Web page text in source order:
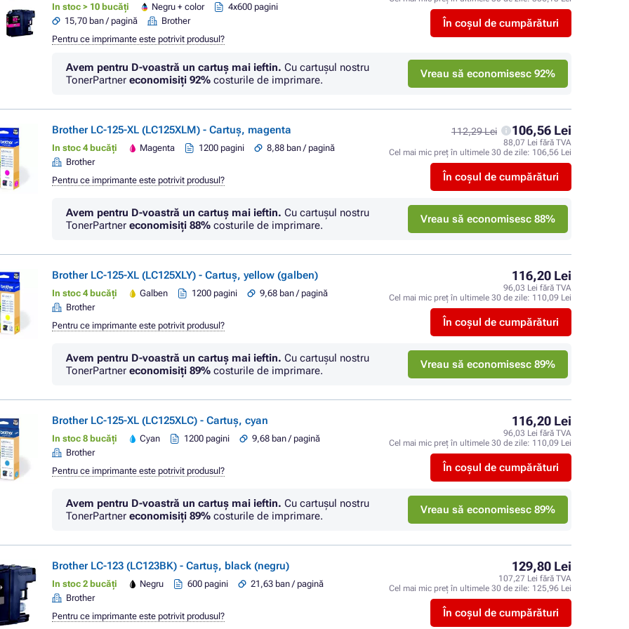
In stoc > 10 bucăți Negru + color
4x600 pagini
15,70 ban / pagină
Brother În coșul de cumpărături
Pentru ce imprimante este potrivit produsul?
Avem pentru D-voastră un cartuș mai ieftin. Cu cartuşul nostru
TonerPartner economisiţi 92% costurile de imprimare. Vreau să economisesc 92%
Brother LC-125-XL (LC125XLM) - Cartuș, magenta
In stoc 4 bucăți Magenta 1200 pagini
8,88 ban / pagină
Brother
112,29 Lei 106,56 Lei
88,07 Lei fără TVA
Cel mai mic preț în ultimele 30 de zile: 106,56 Lei
În coșul de cumpărături
Pentru ce imprimante este potrivit produsul?
Avem pentru D-voastră un cartuș mai ieftin. Cu cartuşul nostru
TonerPartner economisiţi 88% costurile de imprimare. Vreau să economisesc 88%
Brother LC-125-XL (LC125XLY) - Cartuș, yellow (galben)
In stoc 4 bucăți Galben 1200 pagini
9,68 ban / pagină
Brother
116,20 Lei
96,03 Lei fără TVA
Cel mai mic preț în ultimele 30 de zile: 110,09 Lei
În coșul de cumpărături
Pentru ce imprimante este potrivit produsul?
Avem pentru D-voastră un cartuș mai ieftin. Cu cartuşul nostru
TonerPartner economisiţi 89% costurile de imprimare. Vreau să economisesc 89%
Brother LC-125-XL (LC125XLC) - Cartuș, cyan
In stoc 8 bucăți Cyan 1200 pagini
9,68 ban / pagină
Brother
116,20 Lei
96,03 Lei fără TVA
Cel mai mic preț în ultimele 30 de zile: 110,09 Lei
În coșul de cumpărături
Pentru ce imprimante este potrivit produsul?
Avem pentru D-voastră un cartuș mai ieftin. Cu cartuşul nostru
TonerPartner economisiţi 89% costurile de imprimare. Vreau să economisesc 89%
Brother LC-123 (LC123BK) - Cartuș, black (negru)
In stoc 2 bucăți Negru 600 pagini
21,63 ban / pagină
Brother
129,80 Lei
107,27 Lei fără TVA
Cel mai mic preț în ultimele 30 de zile: 125,96 Lei
În coșul de cumpărături
Pentru ce imprimante este potrivit produsul?